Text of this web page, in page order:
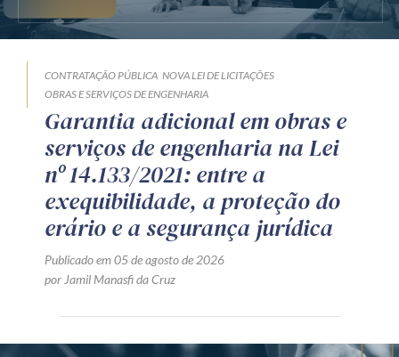
CONTRATAÇÃO PÚBLICA NOVA LEI DE LICITAÇÕES
OBRAS E SERVIÇOS DE ENGENHARIA
Garantia adicional em obras e
serviços de engenharia na Lei
nº 14.133/2021: entre a
exequibilidade, a proteção do
erário e a segurança jurídica
Publicado em 05 de agosto de 2026
por Jamil Manasfi da Cruz